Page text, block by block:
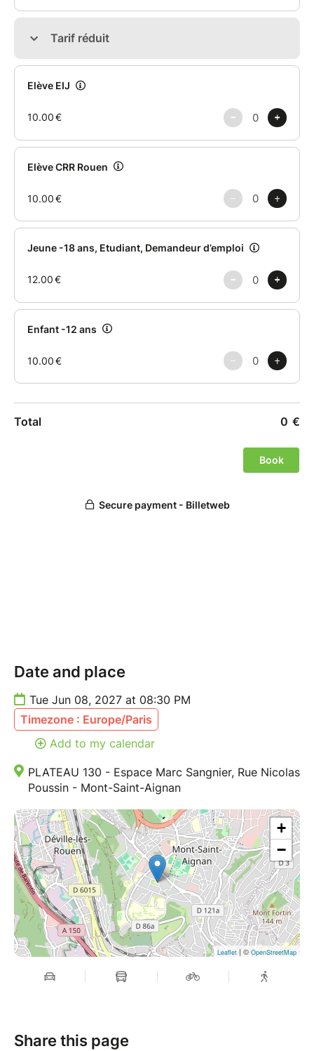
Date and place
Tue Jun 08, 2027 at 08:30 PM
Timezone : Europe/Paris
Add to my calendar
PLATEAU 130 - Espace Marc Sangnier, Rue Nicolas
Poussin - Mont-Saint-Aignan
+
−
Leaflet| © OpenStreetMap
Share this page